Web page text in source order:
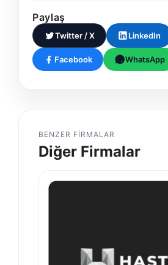
Paylaş
Twitter / X LinkedIn
Facebook WhatsApp
BENZER FIRMALAR
Diğer Firmalar